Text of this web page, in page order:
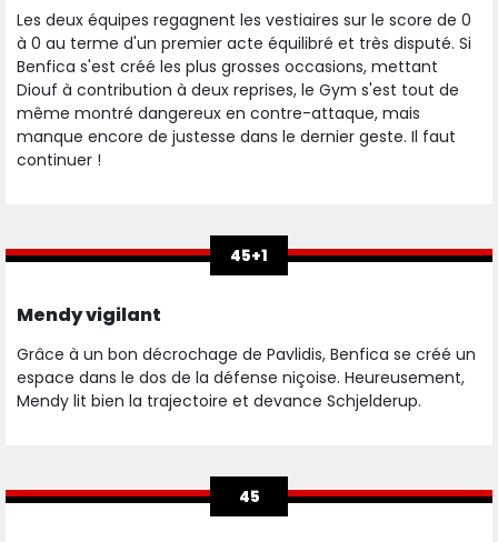
Les deux équipes regagnent les vestiaires sur le score de 0
à 0 au terme d'un premier acte équilibré et très disputé. Si
Benfica s'est créé les plus grosses occasions, mettant
Diouf à contribution à deux reprises, le Gym s'est tout de
même montré dangereux en contre-attaque, mais
manque encore de justesse dans le dernier geste. Il faut
continuer !
45+1
Mendy vigilant
Grâce à un bon décrochage de Pavlidis, Benfica se créé un
espace dans le dos de la défense niçoise. Heureusement,
Mendy lit bien la trajectoire et devance Schjelderup.
45